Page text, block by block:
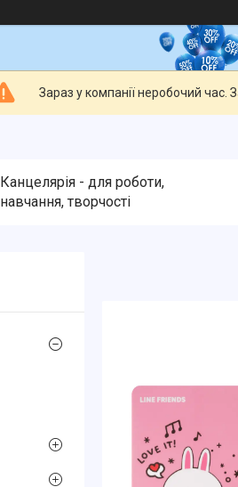
Зараз у компанії неробочий час.
Канцелярія - для роботи,
навчання, творчості